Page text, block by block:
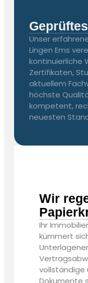
Unser
Lingen Ems
kontinuierliche
Zertifikaten,
aktuellem
höchste
kompetent,
neuesten
Wir
Ihr
kümmert
vollständige
Dokumente